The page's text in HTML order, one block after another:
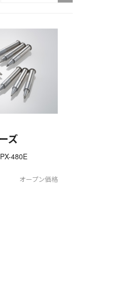
ズ
480E
オープン価格